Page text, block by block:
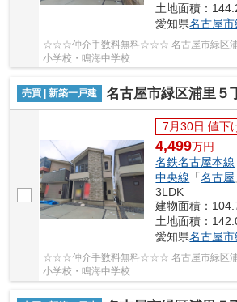
土地面積：
愛知県名古屋
☆☆☆仲介手数料無料☆☆☆ 名古屋市緑区浦
小学校・鳴海中学校
売買 | 新築一戸建 名古屋市緑区浦里５丁目25【仲介手数料無
7月30日 値下
4,499万円
名鉄名古屋本線
中央線 「名古屋
3LDK
建物面積：
土地面積：
愛知県名古屋
☆☆☆仲介手数料無料☆☆☆ 名古屋市緑区浦
小学校・鳴海中学校